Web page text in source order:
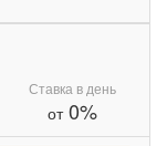
Ставка в день
от0%